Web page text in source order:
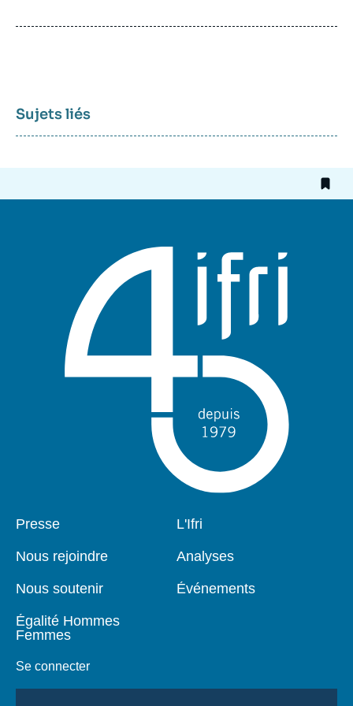
publication
Sujets liés
Pied
Presse
Nous rejoindre
Nous soutenir
Égalité Hommes
Femmes
Se connecter
Navigation
L'Ifri
Analyses
Événements